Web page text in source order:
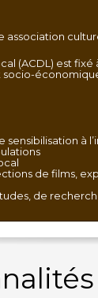
association
(ACDL) est
à
de films,
de